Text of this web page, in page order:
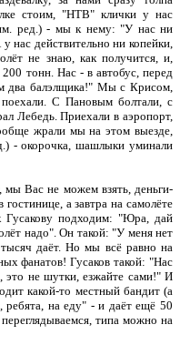
стоим, "НТВ" клички у нас
ред.) - мы к нему: "У нас ни
нас действительно ни копейки,
не знаю, как получится, и,
тонн. Нас - в автобус, перед
два балэлщика!" Мы с Крисом,
поехали. С Пановым болтали, с
Лебедь. Приехали в аэропорт,
жрали мы на этом выезде,
- окорочка, шашлыки уминали
мы Вас не можем взять, деньги-
а завтра на самолёте
подходим: "Юра, дай
надо". Он такой: "У меня нет
даёт. Но мы всё равно на
фанатов! Гусаков такой: "Нас
это не шутки, езжайте сами!" И
какой-то местный бандит (а
ребята, на еду" - и даёт ещё 50
типа можно на